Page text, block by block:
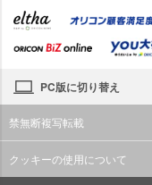
PC版に切り替え
禁無断複写転載
クッキーの使用について